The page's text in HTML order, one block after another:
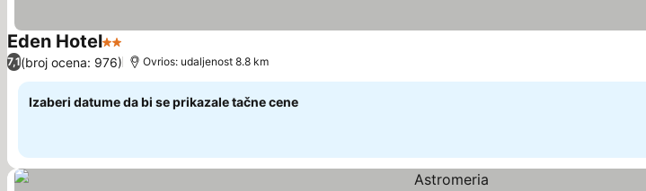
Eden Hotel2 Zvezdice
Pogledaj cene
7,1(broj ocena: 976) Ovrios: udaljenost 8.8 km
Izaberi datume da bi se prikazale tačne cene